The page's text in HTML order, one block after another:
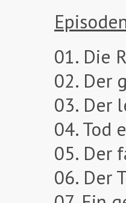
01. Die
02. Der
03. Der
04. Tod
05. Der
06. Der